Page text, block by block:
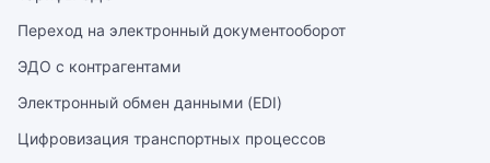
Переход на электронный документооборот
ЭДО с контрагентами
Электронный обмен данными (EDI)
Цифровизация транспортных процессов